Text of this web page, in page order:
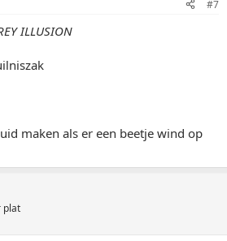
#7
ILLUSION
maken als er een beetje wind op
plat